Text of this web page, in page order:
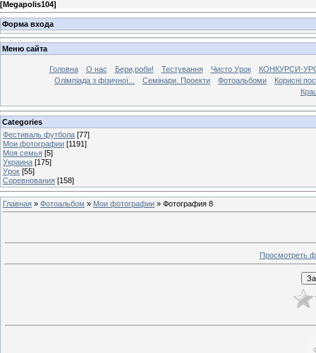
[Megapolis104]
Форма входа
Меню сайта
Головна О нас Бери,роби! Тестування Чисто Урок
КОНКУРСИ-
Олімпіада з фізичної...
Семінари. Проекти Фотоальбоми
Корисні
Categories
Фестиваль футбола [77]
Мои фотографии [1191]
Моя семья [5]
Украина [175]
Урок [55]
Соревнования [158]
Главная » Фотоальбом » Мои фотографии » Фотография 8
Просмотреть